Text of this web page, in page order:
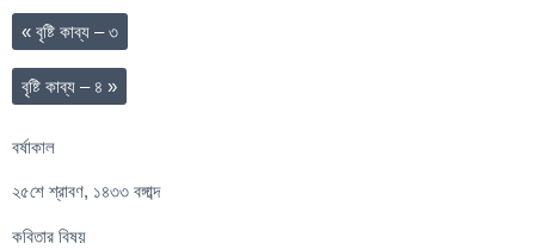
« বৃষ্টি কাব্য – ৩
বৃষ্টি কাব্য – ৪ »
বর্ষাকাল
২৫শে শ্রাবণ, ১৪৩৩ বঙ্গাব্দ
কবিতার বিষয়